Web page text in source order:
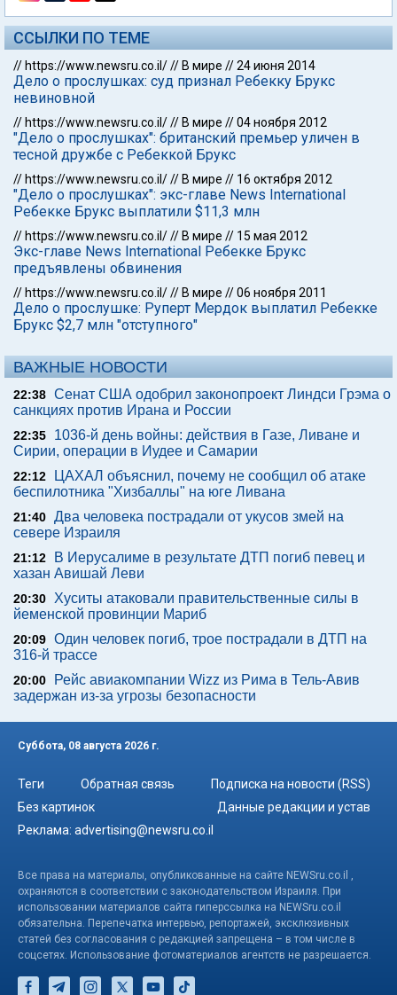
ССЫЛКИ ПО ТЕМЕ
// https://www.newsru.co.il/// В мире //24 июня 2014
Дело о прослушках: суд признал Ребекку Брукс
невиновной
// https://www.newsru.co.il/// В мире //04 ноября 2012
"Дело о прослушках": британский премьер уличен в
тесной дружбе с Ребеккой Брукс
// https://www.newsru.co.il/// В мире // 16 октября 2012
"Дело о прослушках": экс-главе News International
Ребекке Брукс выплатили $11,3 млн
// https://www.newsru.co.il/// В мире // 15 мая 2012
Экс-главе News International Ребекке Брукс
предъявлены обвинения
// https://www.newsru.co.il/// В мире //06 ноября 2011
Дело о прослушке: Руперт Мердок выплатил Ребекке
Брукс $2,7 млн "отступного"
ВАЖНЫЕ НОВОСТИ
22:38 Сенат США одобрил законопроект Линдси Грэма о
санкциях против Ирана и России
22:35
1036-й день войны: действия в Газе, Ливане и
Сирии, операции в Иудее и Самарии
22:12
ЦАХАЛ объяснил, почему не сообщил об атаке
беспилотника "Хизбаллы" на юге Ливана
21:40 Два человека пострадали от укусов змей на
севере Израиля
21:12
В Иерусалиме в результате ДТП погиб певец и
хазан Авишай Леви
20:30
Хуситы атаковали правительственные силы в
йеменской провинции Мариб
20:09 Один человек погиб, трое пострадали в ДТП на
316-й трассе
20:00
Рейс авиакомпании Wizz из Рима в Тель-Авив
задержан из-за угрозы безопасности
Суббота, 08 августа 2026 г.
Теги Обратная связь
Подписка на новости (RSS)
Без картинок
Данные редакции и устав
Реклама: advertising@newsru.co.il
Все права на материалы, опубликованные на сайте NEWSru.co.il ,
охраняются в соответствии с законодательством Израиля. При
использовании материалов сайта гиперссылка на NEWSru.co.il
обязательна. Перепечатка интервью, репортажей, эксклюзивных
статей без согласования с редакцией запрещена – в том числе в
соцсетях. Использование фотоматериалов агентств не разрешается.